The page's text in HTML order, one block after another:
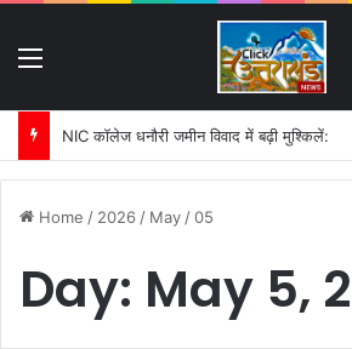
पहली बारिश में ढही बिजलीघर की चारदीवारी:
Home / 2026 / May /05
Day: May 5,